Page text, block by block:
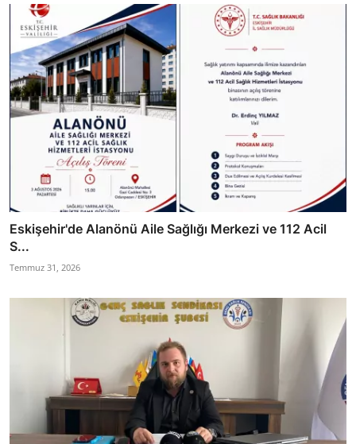
Eskişehir'de Alanönü Aile Sağlığı Merkezi ve 112 Acil
S...
Temmuz 31, 2026